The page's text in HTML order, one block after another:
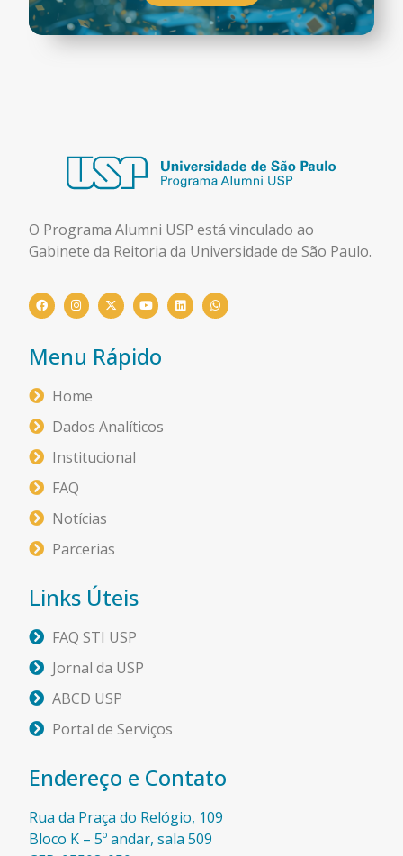
O Programa Alumni USP está vinculado ao
Gabinete da Reitoria da Universidade de São Paulo.
Menu Rápido
Home
Dados Analíticos
Institucional
FAQ
Notícias
Parcerias
Links Úteis
FAQ STI USP
Jornal da USP
ABCD USP
Portal de Serviços
Endereço e Contato
Rua da Praça do Relógio, 109
Bloco K – 5º andar, sala 509